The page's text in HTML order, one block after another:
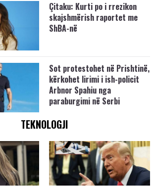
Çitaku: Kurti po i rrezikon
skajshmërish raportet me
ShBA-në
Sot protestohet në Prishtinë,
kërkohet lirimi i ish-policit
Arbnor Spahiu nga
paraburgimi në Serbi
TEKNOLOGJI